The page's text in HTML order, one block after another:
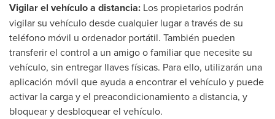
Vigilar el vehículo a distancia: Los propietarios podrán
vigilar su vehículo desde cualquier lugar a través de su
teléfono móvil u ordenador portátil. También pueden
transferir el control a un amigo o familiar que necesite su
vehículo, sin entregar llaves físicas. Para ello, utilizarán una
aplicación móvil que ayuda a encontrar el vehículo y puede
activar la carga y el preacondicionamiento a distancia, y
bloquear y desbloquear el vehículo.